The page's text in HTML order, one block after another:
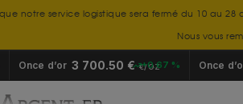
que notre service logistique sera fermé du 10 au
Nous vous
Once d’or 3 700.50 €€/OZ
+0.67 % Once